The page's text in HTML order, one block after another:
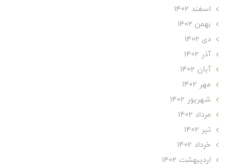
اسفند 1402
بهمن 1402
دی 1402
آذر 1402
آبان 1402
مهر 1402
شهریور 1402
مرداد 1402
تير 1402
خرداد 1402
ارديبهشت 1402